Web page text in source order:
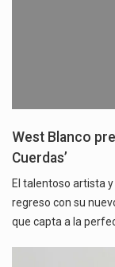
West Blanco
Cuerdas’
El talentoso artista
regreso con su
que capta a la